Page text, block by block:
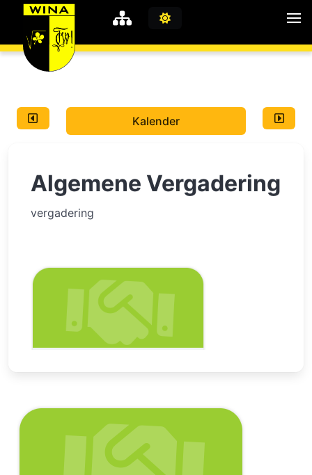
WiNA MyWiNA
Shop Schachten
Kalender
Algemene Vergadering
vergadering